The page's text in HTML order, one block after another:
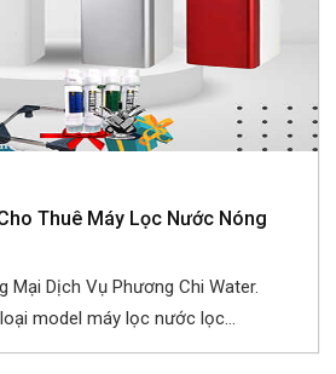
Thuê Máy Lọc Nước Nóng
Mại Dịch Vụ Phương Chi Water.
model máy lọc nước lọc...